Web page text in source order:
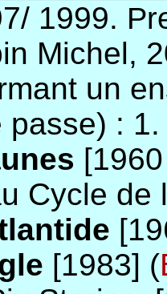
1999.
Michel,
un
passe) :
[
Cycle de
[
[1983] (